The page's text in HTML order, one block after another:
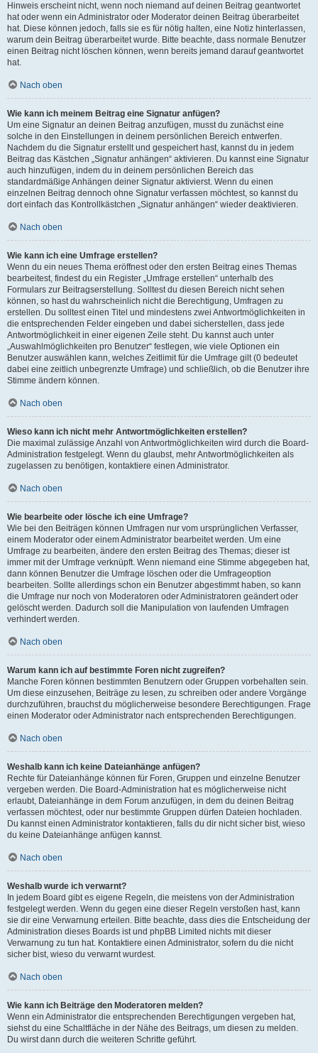
Hinweis erscheint nicht, wenn noch niemand auf deinen Beitrag geantwortet
hat oder wenn ein Administrator oder Moderator deinen Beitrag überarbeitet
hat. Diese können jedoch, falls sie es für nötig halten, eine Notiz hinterlassen,
warum dein Beitrag überarbeitet wurde. Bitte beachte, dass normale Benutzer
einen Beitrag nicht löschen können, wenn bereits jemand darauf geantwortet
hat.
Nach oben
Wie kann ich meinem Beitrag eine Signatur anfügen?
Um eine Signatur an deinen Beitrag anzufügen, musst du zunächst eine
solche in den Einstellungen in deinem persönlichen Bereich entwerfen.
Nachdem du die Signatur erstellt und gespeichert hast, kannst du in jedem
Beitrag das Kästchen „Signatur anhängen“ aktivieren. Du kannst eine Signatur
auch hinzufügen, indem du in deinem persönlichen Bereich das
standardmäßige Anhängen deiner Signatur aktivierst. Wenn du einen
einzelnen Beitrag dennoch ohne Signatur verfassen möchtest, so kannst du
dort einfach das Kontrollkästchen „Signatur anhängen“ wieder deaktivieren.
Nach oben
Wie kann ich eine Umfrage erstellen?
Wenn du ein neues Thema eröffnest oder den ersten Beitrag eines Themas
bearbeitest, findest du ein Register „Umfrage erstellen“ unterhalb des
Formulars zur Beitragserstellung. Solltest du diesen Bereich nicht sehen
können, so hast du wahrscheinlich nicht die Berechtigung, Umfragen zu
erstellen. Du solltest einen Titel und mindestens zwei Antwortmöglichkeiten in
die entsprechenden Felder eingeben und dabei sicherstellen, dass jede
Antwortmöglichkeit in einer eigenen Zeile steht. Du kannst auch unter
„Auswahlmöglichkeiten pro Benutzer“ festlegen, wie viele Optionen ein
Benutzer auswählen kann, welches Zeitlimit für die Umfrage gilt (0 bedeutet
dabei eine zeitlich unbegrenzte Umfrage) und schließlich, ob die Benutzer ihre
Stimme ändern können.
Nach oben
Wieso kann ich nicht mehr Antwortmöglichkeiten erstellen?
Die maximal zulässige Anzahl von Antwortmöglichkeiten wird durch die Board-
Administration festgelegt. Wenn du glaubst, mehr Antwortmöglichkeiten als
zugelassen zu benötigen, kontaktiere einen Administrator.
Nach oben
Wie bearbeite oder lösche ich eine Umfrage?
Wie bei den Beiträgen können Umfragen nur vom ursprünglichen Verfasser,
einem Moderator oder einem Administrator bearbeitet werden. Um eine
Umfrage zu bearbeiten, ändere den ersten Beitrag des Themas; dieser ist
immer mit der Umfrage verknüpft. Wenn niemand eine Stimme abgegeben hat,
dann können Benutzer die Umfrage löschen oder die Umfrageoption
bearbeiten. Sollte allerdings schon ein Benutzer abgestimmt haben, so kann
die Umfrage nur noch von Moderatoren oder Administratoren geändert oder
gelöscht werden. Dadurch soll die Manipulation von laufenden Umfragen
verhindert werden.
Nach oben
Warum kann ich auf bestimmte Foren nicht zugreifen?
Manche Foren können bestimmten Benutzern oder Gruppen vorbehalten sein.
Um diese einzusehen, Beiträge zu lesen, zu schreiben oder andere Vorgänge
durchzuführen, brauchst du möglicherweise besondere Berechtigungen. Frage
einen Moderator oder Administrator nach entsprechenden Berechtigungen.
Nach oben
Weshalb kann ich keine Dateianhänge anfügen?
Rechte für Dateianhänge können für Foren, Gruppen und einzelne Benutzer
vergeben werden. Die Board-Administration hat es möglicherweise nicht
erlaubt, Dateianhänge in dem Forum anzufügen, in dem du deinen Beitrag
verfassen möchtest, oder nur bestimmte Gruppen dürfen Dateien hochladen.
Du kannst einen Administrator kontaktieren, falls du dir nicht sicher bist, wieso
du keine Dateianhänge anfügen kannst.
Nach oben
Weshalb wurde ich verwarnt?
In jedem Board gibt es eigene Regeln, die meistens von der Administration
festgelegt werden. Wenn du gegen eine dieser Regeln verstoßen hast, kann
sie dir eine Verwarnung erteilen. Bitte beachte, dass dies die Entscheidung der
Administration dieses Boards ist und phpBB Limited nichts mit dieser
Verwarnung zu tun hat. Kontaktiere einen Administrator, sofern du die nicht
sicher bist, wieso du verwarnt wurdest.
Nach oben
Wie kann ich Beiträge den Moderatoren melden?
Wenn ein Administrator die entsprechenden Berechtigungen vergeben hat,
siehst du eine Schaltfläche in der Nähe des Beitrags, um diesen zu melden.
Du wirst dann durch die weiteren Schritte geführt.